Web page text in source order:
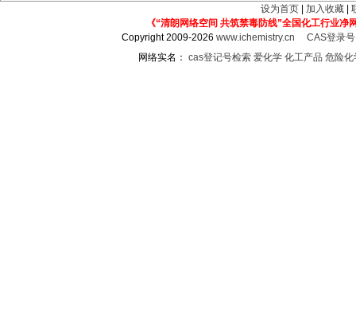
设为首页 加入收藏
《“清朗网络空间 共筑禁毒防线”全国化工行业净
Copyright 2009-2026www.ichemistry.cn
CAS登录
网络实名： cas登记号检索 爱化学 化工产品 危险化